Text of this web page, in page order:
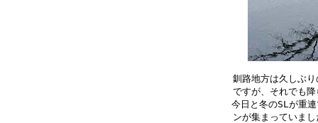
釧路地方は久しぶ
ですが、それでも
今日と冬のSLが重
ンが集まっていま